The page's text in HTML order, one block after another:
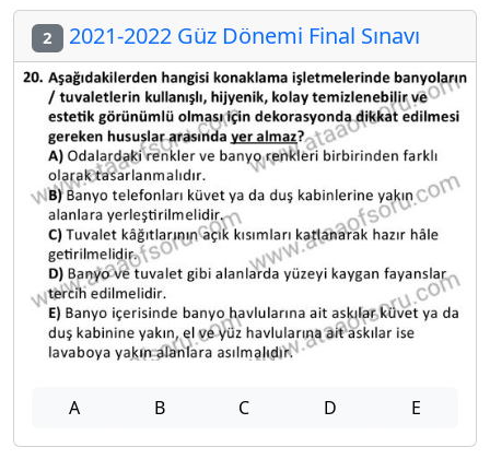
2 2021-2022 Güz Dönemi Final Sınavı
A B C D E